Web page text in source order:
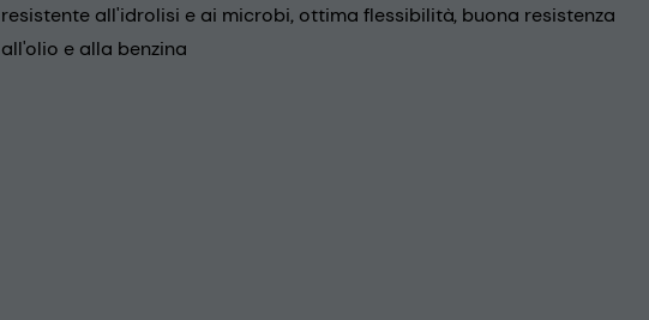
resistente all'idrolisi e ai microbi, ottima flessibilità, buona resistenza
all'olio e alla benzina